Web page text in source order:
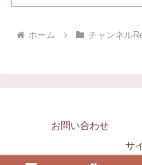
ホーム チャンネル
お問い合わせ
サ